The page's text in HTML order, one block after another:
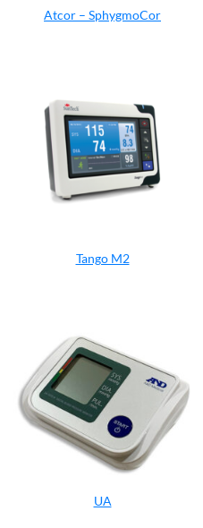
Atcor – SphygmoCor
Tango M2
UA